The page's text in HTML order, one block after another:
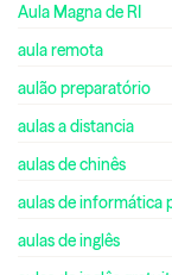
Aula Magna de RI
aula remota
aulão preparatório
aulas a distancia
aulas de chinês
aulas de informática
aulas de inglês